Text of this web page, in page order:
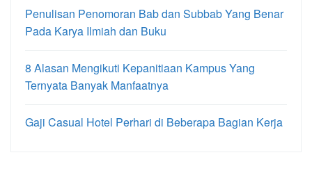
Penulisan Penomoran Bab dan Subbab Yang Benar
Pada Karya Ilmiah dan Buku
8 Alasan Mengikuti Kepanitiaan Kampus Yang
Ternyata Banyak Manfaatnya
Gaji Casual Hotel Perhari di Beberapa Bagian Kerja